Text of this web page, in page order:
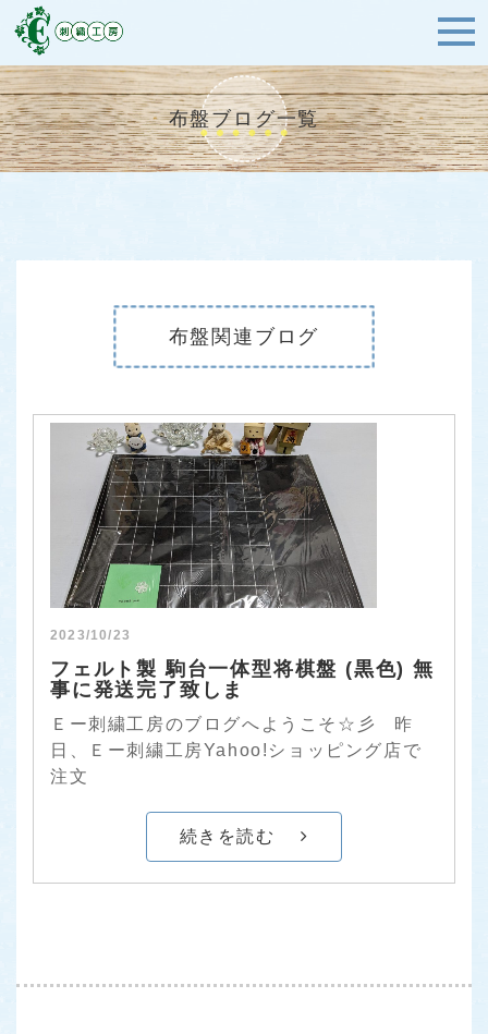
布盤ブログ一覧
布盤関連ブログ
2023/10/23
フェルト製 駒台一体型将棋盤 (黒色) 無
事に発送完了致しま
Ｅー刺繍工房のブログへようこそ☆彡 昨
日、Ｅー刺繍工房Yahoo!ショッピング店で
注文
続きを読む